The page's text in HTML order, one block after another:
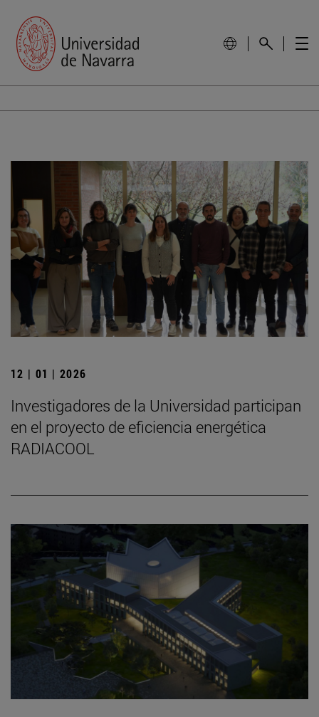
12 | 01 | 2026
Investigadores de la Universidad participan
en el proyecto de eficiencia energética
RADIACOOL